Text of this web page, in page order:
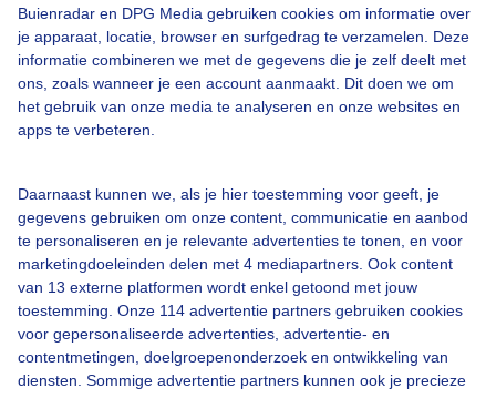
Buienradar en DPG Media gebruiken cookies om informatie over
je apparaat, locatie, browser en surfgedrag te verzamelen. Deze
informatie combineren we met de gegevens die je zelf deelt met
ons, zoals wanneer je een account aanmaakt. Dit doen we om
het gebruik van onze media te analyseren en onze websites en
apps te verbeteren.
Daarnaast kunnen we, als je hier toestemming voor geeft, je
gegevens gebruiken om onze content, communicatie en aanbod
te personaliseren en je relevante advertenties te tonen, en voor
marketingdoeleinden delen met 4 mediapartners. Ook content
van 13 externe platformen wordt enkel getoond met jouw
toestemming. Onze 114 advertentie partners gebruiken cookies
voor gepersonaliseerde advertenties, advertentie- en
contentmetingen, doelgroepenonderzoek en ontwikkeling van
diensten. Sommige advertentie partners kunnen ook je precieze
Bekijk slideshow
Een moment geduld aub...
Over Buienradar